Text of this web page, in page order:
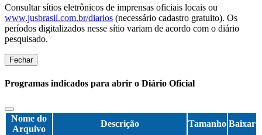
Consultar sítios eletrônicos de imprensas oficiais locais ou
www.jusbrasil.com.br/diarios (necessário cadastro gratuito). Os
períodos digitalizados nesse sítio variam de acordo com o diário
pesquisado.
Fechar
Programas indicados para abrir o Diário Oficial
Nome do
Arquivo
Descrição Tamanho Baixar